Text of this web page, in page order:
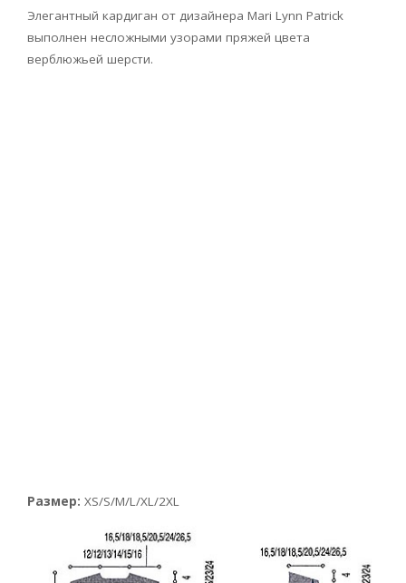
Элегантный кардиган от дизайнера Mari Lynn Patrick
выполнен несложными узорами пряжей цвета
верблюжьей шерсти.
Размер: XS/S/M/L/XL/2XL